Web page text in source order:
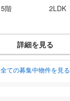
5階 2LDK
詳細を見る
全ての募集中物件を見る